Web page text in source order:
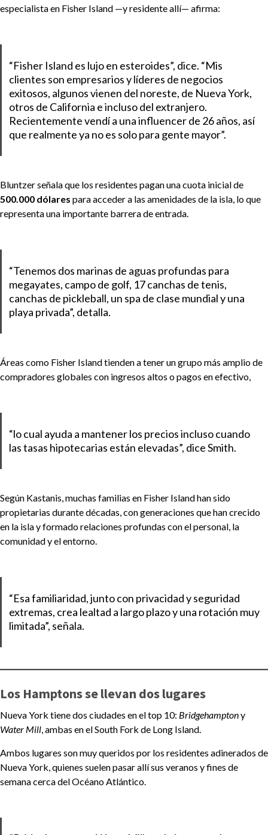
especialista en Fisher Island —y residente allí— afirma:
“Fisher Island es lujo en esteroides”, dice. “Mis
clientes son empresarios y líderes de negocios
exitosos, algunos vienen del noreste, de Nueva York,
otros de California e incluso del extranjero.
Recientemente vendí a una influencer de 26 años, así
que realmente ya no es solo para gente mayor”.
Bluntzer señala que los residentes pagan una cuota inicial de
500.000 dólares para acceder a las amenidades de la isla, lo que
representa una importante barrera de entrada.
“Tenemos dos marinas de aguas profundas para
megayates, campo de golf, 17 canchas de tenis,
canchas de pickleball, un spa de clase mundial y una
playa privada”, detalla.
Áreas como Fisher Island tienden a tener un grupo más amplio de
compradores globales con ingresos altos o pagos en efectivo,
“lo cual ayuda a mantener los precios incluso cuando
las tasas hipotecarias están elevadas”, dice Smith.
Según Kastanis, muchas familias en Fisher Island han sido
propietarias durante décadas, con generaciones que han crecido
en la isla y formado relaciones profundas con el personal, la
comunidad y el entorno.
“Esa familiaridad, junto con privacidad y seguridad
extremas, crea lealtad a largo plazo y una rotación muy
limitada”, señala.
Los Hamptons se llevan dos lugares
Nueva York tiene dos ciudades en el top 10: Bridgehamptony
Water Mill , ambas en el South Fork de Long Island.
Ambos lugares son muy queridos por los residentes adinerados de
Nueva York, quienes suelen pasar allí sus veranos y fines de
semana cerca del Océano Atlántico.